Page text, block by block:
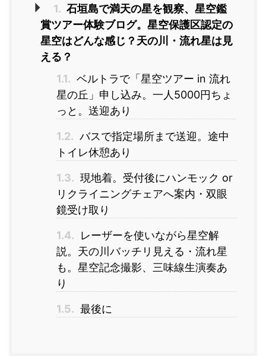
1. 石垣島で満天の星を観察、星空鑑
賞ツアー体験ブログ。星空保護区認定の
星空はどんな感じ？天の川・流れ星は見
える？
1.1. ベルトラで「星空ツアー in 流れ
星の丘」申し込み。一人5000円ちょ
っと。送迎あり
1.2. バスで指定場所まで送迎。途中
トイレ休憩あり
1.3. 現地着。受付後にハンモック or
リクライニングチェアへ案内・双眼
鏡受け取り
1.4.
レーザーを使いながら星空解
説。天の川バッチリ見える・流れ星
も。星空記念撮影、三味線生演奏あ
り
1.5. 最後に